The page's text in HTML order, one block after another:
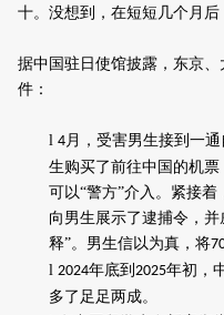
十。没想到，在短短几个月后
据中国驻日使馆披露，东京
件：
l 4月，受害男生接到一
生购买了前往中国的机
可以“警方”介入。紧接着
向男生展示了逮捕令，
释”。男生信以为真，将
l 2024年底到 2025年初，
多了足足两成。